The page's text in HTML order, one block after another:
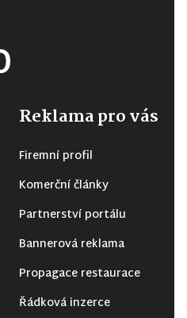
Reklama pro vás
Firemní profil
Komerční články
Partnerství portálu
Bannerová reklama
Propagace restaurace
Řádková inzerce